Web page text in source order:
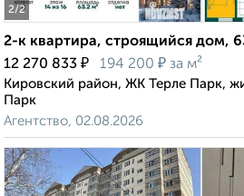
2/2
2-к квартира, строящийся дом,
12 270 833 ₽ 194 200 ₽ за м²
Кировский район, ЖК Терле Парк,
Парк
Агентство, 02.08.2026